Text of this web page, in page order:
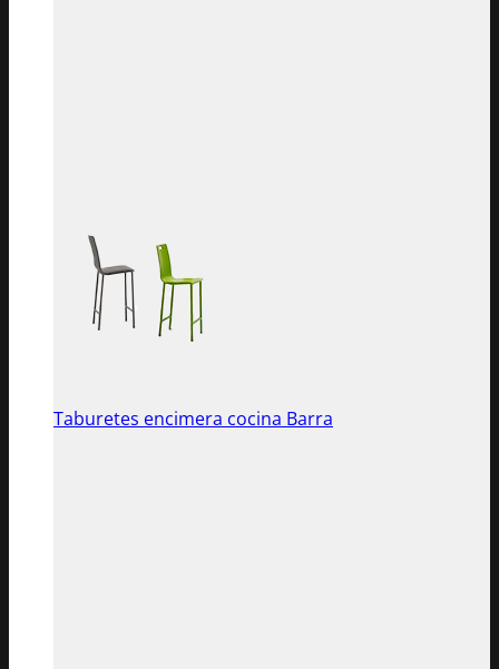
Taburetes encimera cocina Barra